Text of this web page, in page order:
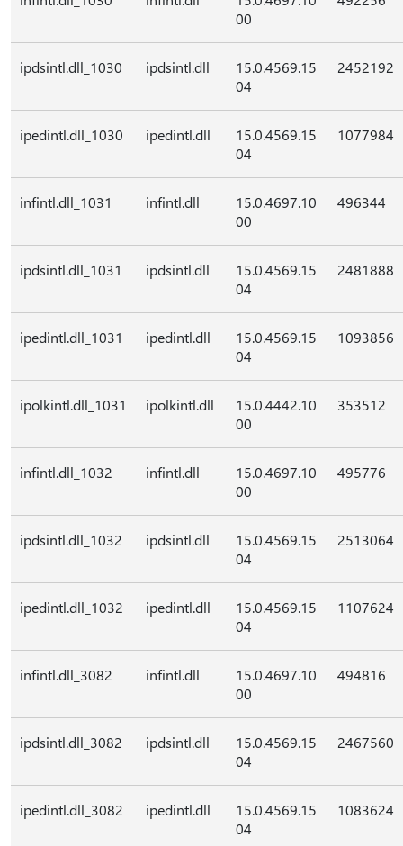
00
ipdsintl.dll_1030 ipdsintl.dll
15.0.4569.15
04
2452192
ipedintl.dll_1030 ipedintl.dll
15.0.4569.15
04
1077984
infintl.dll_1031 infintl.dll
15.0.4697.10
00
496344
ipdsintl.dll_1031 ipdsintl.dll
15.0.4569.15
04
2481888
ipedintl.dll_1031 ipedintl.dll
15.0.4569.15
04
1093856
ipolkintl.dll_1031 ipolkintl.dll
15.0.4442.10
00
353512
infintl.dll_1032 infintl.dll
15.0.4697.10
00
495776
ipdsintl.dll_1032 ipdsintl.dll
15.0.4569.15
04
2513064
ipedintl.dll_1032 ipedintl.dll
15.0.4569.15
04
1107624
infintl.dll_3082 infintl.dll
15.0.4697.10
00
494816
ipdsintl.dll_3082 ipdsintl.dll
15.0.4569.15
04
2467560
ipedintl.dll_3082 ipedintl.dll
15.0.4569.15
04
1083624